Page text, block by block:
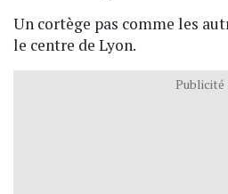
Un cortège pas comme les
le centre de Lyon.
Publicité